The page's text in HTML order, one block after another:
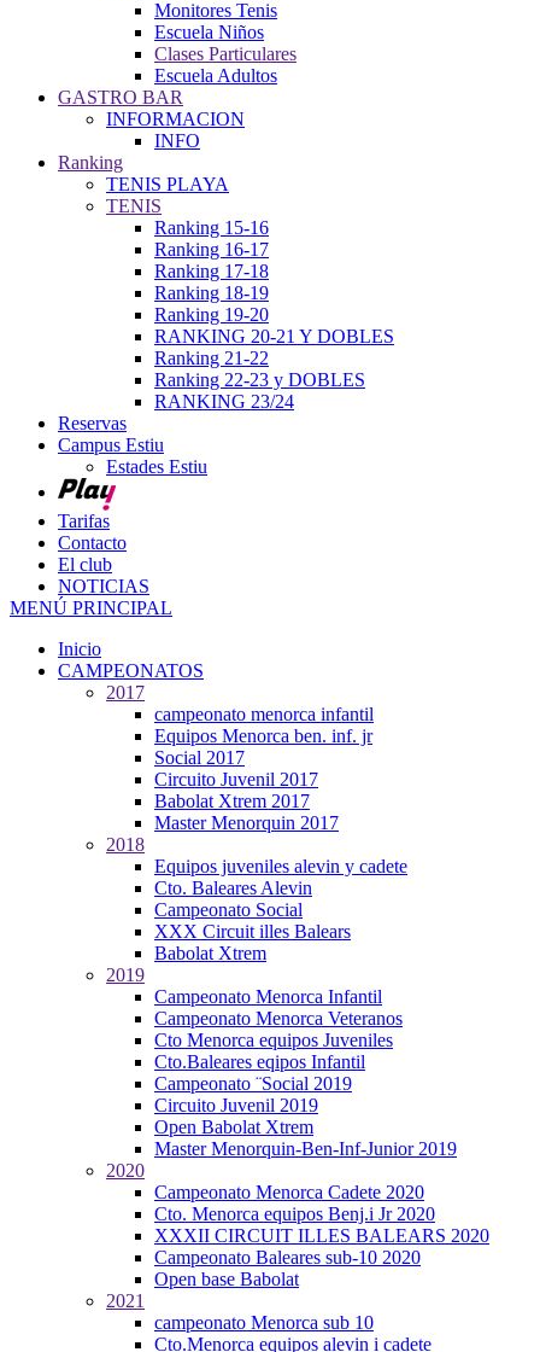
Monitores Tenis
Escuela Niños
Clases Particulares
Escuela Adultos
GASTRO BAR
INFORMACION
INFO
Ranking
TENIS PLAYA
TENIS
Ranking 15-16
Ranking 16-17
Ranking 17-18
Ranking 18-19
Ranking 19-20
RANKING 20-21 Y DOBLES
Ranking 21-22
Ranking 22-23 y DOBLES
RANKING 23/24
Reservas
Campus Estiu
Estades Estiu
Tarifas
Contacto
El club
NOTICIAS
MENÚ PRINCIPAL
Inicio
CAMPEONATOS
2017
campeonato menorca infantil
Equipos Menorca ben. inf. jr
Social 2017
Circuito Juvenil 2017
Babolat Xtrem 2017
Master Menorquin 2017
2018
Equipos juveniles alevin y cadete
Cto. Baleares Alevin
Campeonato Social
XXX Circuit illes Balears
Babolat Xtrem
2019
Campeonato Menorca Infantil
Campeonato Menorca Veteranos
Cto Menorca equipos Juveniles
Cto.Baleares eqipos Infantil
Campeonato ¨Social 2019
Circuito Juvenil 2019
Open Babolat Xtrem
Master Menorquin-Ben-Inf-Junior 2019
2020
Campeonato Menorca Cadete 2020
Cto. Menorca equipos Benj.i Jr 2020
XXXII CIRCUIT ILLES BALEARS 2020
Campeonato Baleares sub-10 2020
Open base Babolat
2021
campeonato Menorca sub 10
Cto.Menorca equipos alevin i cadete